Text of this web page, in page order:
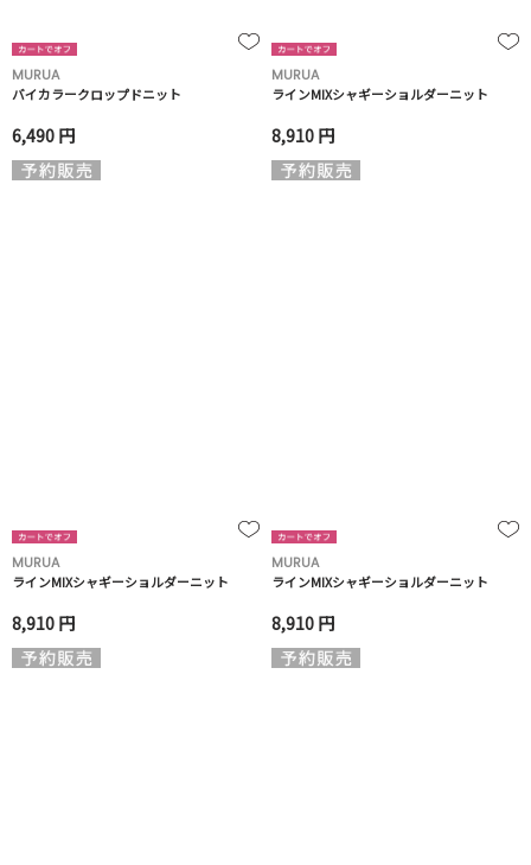
MURUA
バイカラークロップドニット
6,490 円
MURUA
ラインMIXシャギーショルダーニット
8,910 円
MURUA
ラインMIXシャギーショルダーニット
8,910 円
MURUA
ラインMIXシャギーショルダーニット
8,910 円